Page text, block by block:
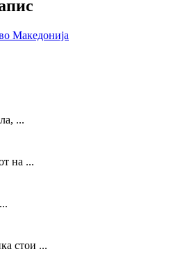
Македонија
...
на ...
...
стои ...